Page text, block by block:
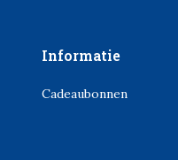
Informatie
Cadeaubonnen